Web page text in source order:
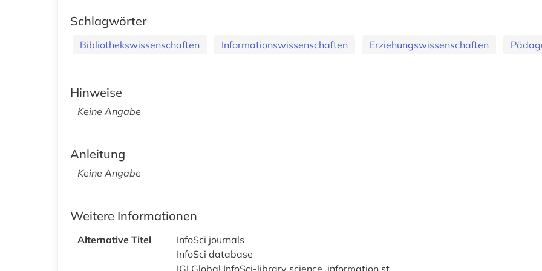
Schlagwörter
Bibliothekswissenschaften Informationswissenschaften Erziehungswissenschaften
Hinweise
Keine Angabe
Anleitung
Keine Angabe
Weitere Informationen
Alternative Titel
InfoSci journals
InfoSci database
IGI Global InfoSci-library science, information st...